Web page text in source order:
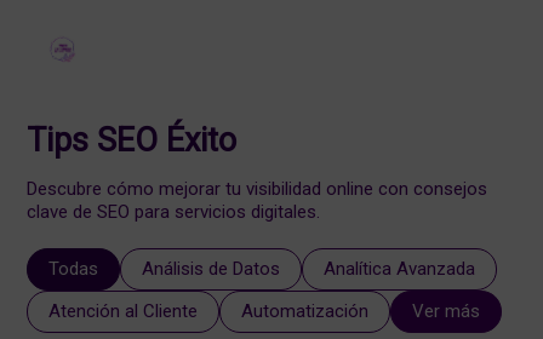
Tips SEO Éxito
Descubre cómo mejorar tu visibilidad online con consejos
clave de SEO para servicios digitales.
Todas Análisis de Datos
Analítica Avanzada
Atención al Cliente
Automatización Ver más